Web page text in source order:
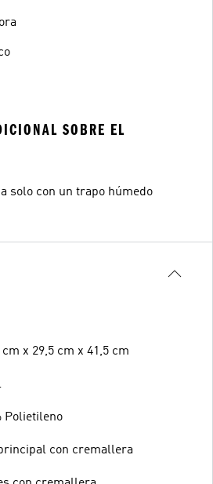
SOBRE EL
solo con un trapo húmedo
x 29,5 cm x 41,5 cm
Polietileno
con cremallera